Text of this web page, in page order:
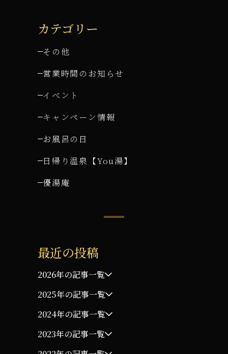
カテゴリー
その他
営業時間のお知らせ
イベント
キャンペーン情報
お風呂の日
日帰り温泉【You湯】
優湯庵
最近の投稿
2026年の記事一覧
2025年の記事一覧
2024年の記事一覧
2023年の記事一覧